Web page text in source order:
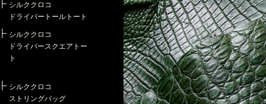
シルククロコ
ドライバートールトート
シルククロコ
ドライバースクエアトー
ト
シルククロコ
ストリングバッグ